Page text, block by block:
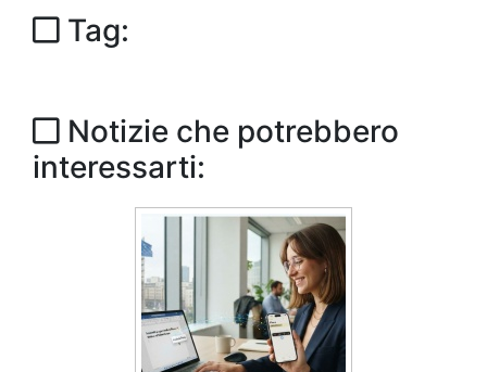
Tag:
Notizie che potrebbero
interessarti: